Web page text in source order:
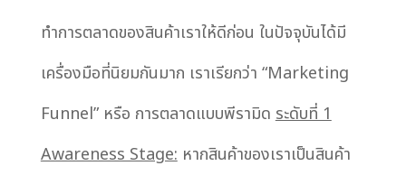
ทำการตลาดของสินค้าเราให้ดีก่อน ในปัจจุบันได้มี
เครื่องมือที่นิยมกันมาก เราเรียกว่า “Marketing
Funnel” หรือ การตลาดแบบพีรามิดระดับที่ 1
Awareness Stage:หากสินค้าของเราเป็นสินค้า